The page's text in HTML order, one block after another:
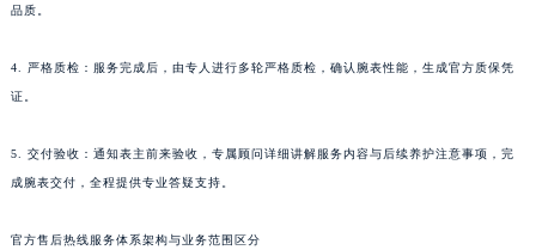
品质。
4. 严格质检：服务完成后，由专人进行多轮严格质检，确认腕表性能，生成官方质保凭
证。
5. 交付验收：通知表主前来验收，专属顾问详细讲解服务内容与后续养护注意事项，完
成腕表交付，全程提供专业答疑支持。
官方售后热线服务体系架构与业务范围区分